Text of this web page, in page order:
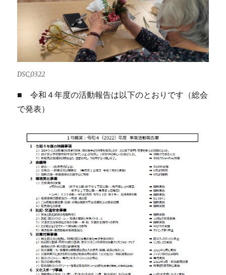
DSC_0322
■ 令和４年度の活動報告は以下のとおりです（総会
で発表）